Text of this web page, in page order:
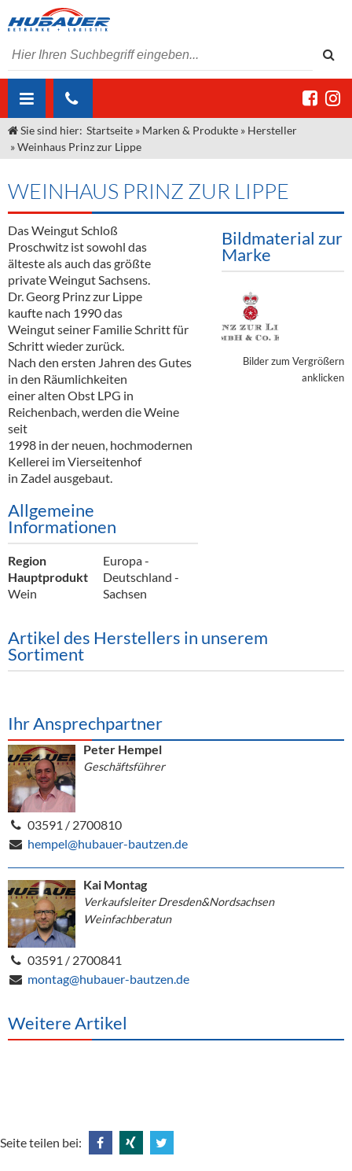
ÜBER UNS
Unser Liefergebiet
Unser Team
Kontakt
Angebote Gastronomie & Großhandel
Gastronomie
Großhandel
Innovation - Die Neue Art des Bierzapfens
"DroughtMaster"
Neuigkeiten
Termine
MARKEN & PRODUKTE
Weine & Schaumwein
Sirup
Spirituosen
Bier
Alkoholfreie Getränke
Öle & Küchenartikel
Barzubehör
Equipment
Verpackung
DIENSTLEISTUNGEN
Kommisionskauf & Lieferbedingungen
Fremddienstleistungen
Sie sind hier: Startseite » Marken & Produkte » Hersteller
»Weinhaus Prinz zur Lippe
WEINHAUS PRINZ ZUR LIPPE
Das Weingut Schloß
Proschwitz ist sowohl das
älteste als auch das größte
private Weingut Sachsens.
Dr. Georg Prinz zur Lippe
kaufte nach 1990 das
Weingut seiner Familie Schritt für
Schritt wieder zurück.
Nach den ersten Jahren des Gutes
in den Räumlichkeiten
einer alten Obst LPG in
Reichenbach, werden die Weine
seit
1998 in der neuen, hochmodernen
Kellerei im Vierseitenhof
in Zadel ausgebaut.
Allgemeine
Informationen
Region
Europa -
Deutschland -
Sachsen
Hauptprodukt
Wein
Bildmaterial zur
Marke
Bilder zum Vergrößern
anklicken
Artikel des Herstellers in unserem
Sortiment
Ihr Ansprechpartner
Peter Hempel
Geschäftsführer
03591 / 2700810
hempel@hubauer-bautzen.de
Kai Montag
Verkaufsleiter Dresden&Nordsachsen
Weinfachberatun
03591 / 2700841
montag@hubauer-bautzen.de
Weitere Artikel
Seite teilen bei: